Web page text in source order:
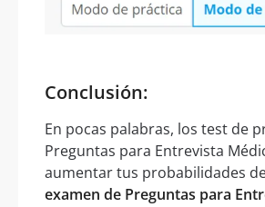
Conclusión:
En pocas palabras, los test de
Preguntas para Entrevista
aumentar tus probabilidades
examen de Preguntas para